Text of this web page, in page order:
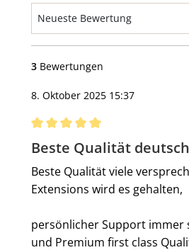
3 Bewertungen
8. Oktober 2025 15:37
Bewertung mit 5 von 5
Beste Qualität
Beste Qualität viele
Extensions wird es gehalten,
persönlicher Support immer
und Premium first class